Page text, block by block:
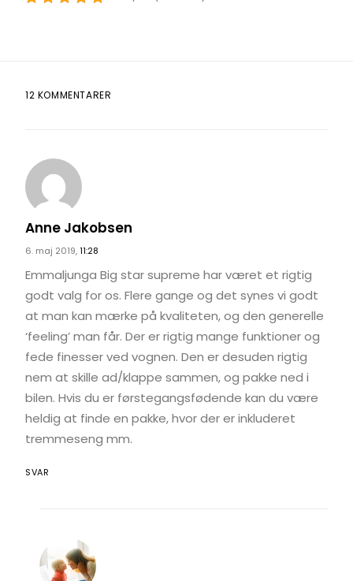
12 KOMMENTARER
Anne Jakobsen
6. maj 2019,11:28
Emmaljunga Big star supreme har været et rigtig
godt valg for os. Flere gange og det synes vi godt
at man kan mærke på kvaliteten, og den generelle
‘feeling’ man får. Der er rigtig mange funktioner og
fede finesser ved vognen. Den er desuden rigtig
nem at skille ad/klappe sammen, og pakke ned i
bilen. Hvis du er førstegangsfødende kan du være
heldig at finde en pakke, hvor der er inkluderet
tremmeseng mm.
SVAR